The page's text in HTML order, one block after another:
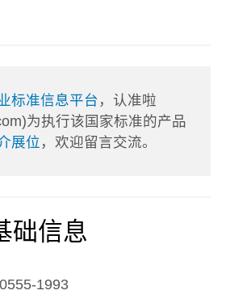
标准信息平台 ，认准啦
为执行该国家标准的产品
展位 ，欢迎留言交流。
础信息
1993